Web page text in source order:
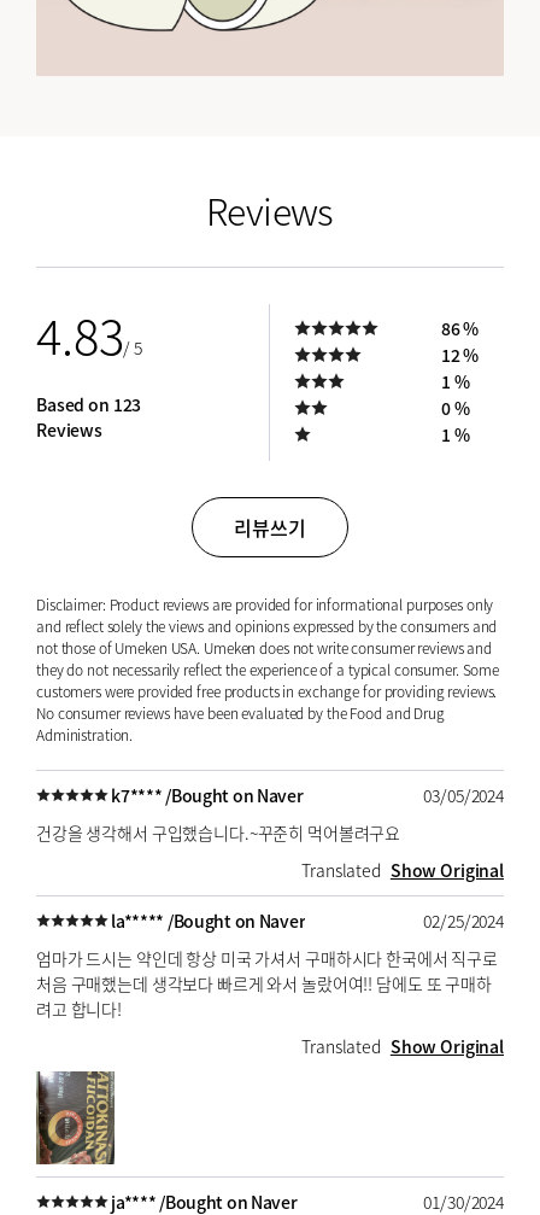
Reviews
4.83/ 5
Based on 123
Reviews
86 %
12 %
1 %
0 %
1 %
리뷰쓰기
Disclaimer: Product reviews are provided for informational purposes only
and reflect solely the views and opinions expressed by the consumers and
not those of Umeken USA. Umeken does not write consumer reviews and
they do not necessarily reflect the experience of a typical consumer. Some
customers were provided free products in exchange for providing reviews.
No consumer reviews have been evaluated by the Food and Drug
Administration.
k7**** /Bought on Naver
03/05/2024
건강을 생각해서 구입했습니다.~꾸준히 먹어볼려구요
Translated Show Original
la***** /Bought on Naver
02/25/2024
엄마가 드시는 약인데 항상 미국 가셔서 구매하시다 한국에서 직구로
처음 구매했는데 생각보다 빠르게 와서 놀랐어여!! 담에도 또 구매하
려고 합니다!
Translated Show Original
ja**** /Bought on Naver
01/30/2024